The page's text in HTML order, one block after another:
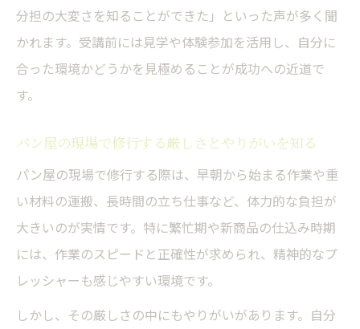
分担の大変さを知ることができた」といった声が多く聞
かれます。受講前には見学や体験参加を活用し、自分に
合った環境かどうかを見極めることが成功への近道で
す。
パン屋の現場で修行する厳しさとやりがいを知る
パン屋の現場で修行する際は、早朝から始まる作業や重
い材料の運搬、長時間の立ち仕事など、体力的な負担が
大きいのが実情です。特に繁忙期や新商品の仕込み時期
には、作業のスピードと正確性が求められ、精神的なプ
レッシャーも感じやすい環境です。
しかし、その厳しさの中にもやりがいがあります。自分